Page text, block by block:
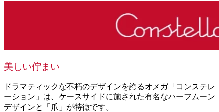
美しい佇まい
ドラマティックな不朽のデザインを誇るオメガ「コンステレ
ーション」は、ケースサイドに施された有名なハーフムーン
デザインと「爪」が特徴です。